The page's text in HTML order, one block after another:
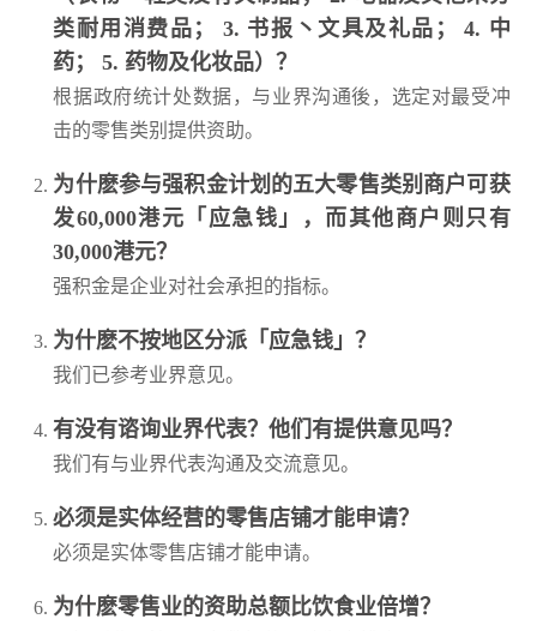
类耐用消费品； 3. 书报丶文具及礼品； 4. 中
药； 5. 药物及化妆品）？
根据政府统计处数据，与业界沟通後，选定对最受冲
击的零售类别提供资助。
为什麽参与强积金计划的五大零售类别商户可获
发60,000港元「应急钱」，而其他商户则只有
30,000港元？
强积金是企业对社会承担的指标。
为什麽不按地区分派「应急钱」？
我们已参考业界意见。
有没有谘询业界代表？他们有提供意见吗？
我们有与业界代表沟通及交流意见。
必须是实体经营的零售店铺才能申请？
必须是实体零售店铺才能申请。
为什麽零售业的资助总额比饮食业倍增？